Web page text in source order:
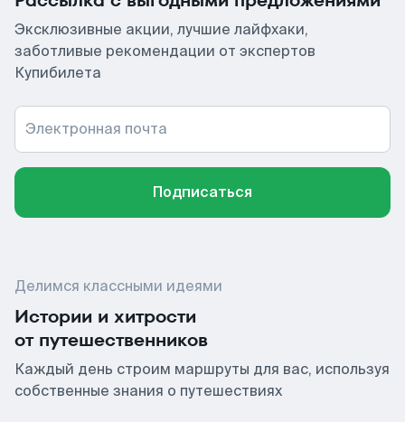
Эксклюзивные акции, лучшие лайфхаки,
заботливые рекомендации от экспертов
Купибилета
Электронная почта
Подписаться
Делимся классными идеями
Истории и хитрости
от путешественников
Каждый день строим маршруты для вас, используя
собственные знания о путешествиях